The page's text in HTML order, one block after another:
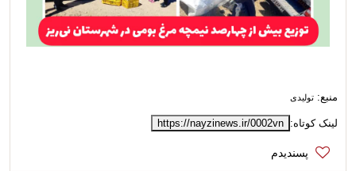
منبع: تولیدی
لینک کوتاه: https://nayzinews.ir/0002vn